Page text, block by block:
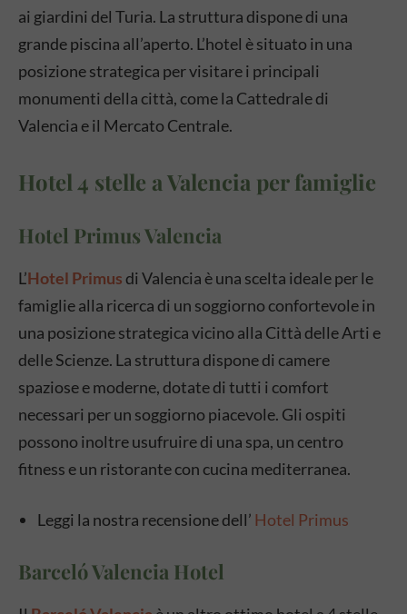
ai giardini del Turia. La struttura dispone di una
grande piscina all’aperto. L’hotel è situato in una
posizione strategica per visitare i principali
monumenti della città, come la Cattedrale di
Valencia e il Mercato Centrale.
Hotel 4 stelle a Valencia per famiglie
Hotel Primus Valencia
L’Hotel Primusdi Valencia è una scelta ideale per le
famiglie alla ricerca di un soggiorno confortevole in
una posizione strategica vicino alla Città delle Arti e
delle Scienze. La struttura dispone di camere
spaziose e moderne, dotate di tutti i comfort
necessari per un soggiorno piacevole. Gli ospiti
possono inoltre usufruire di una spa, un centro
fitness e un ristorante con cucina mediterranea.
Leggi la nostra recensione dell’ Hotel Primus
Barceló Valencia Hotel